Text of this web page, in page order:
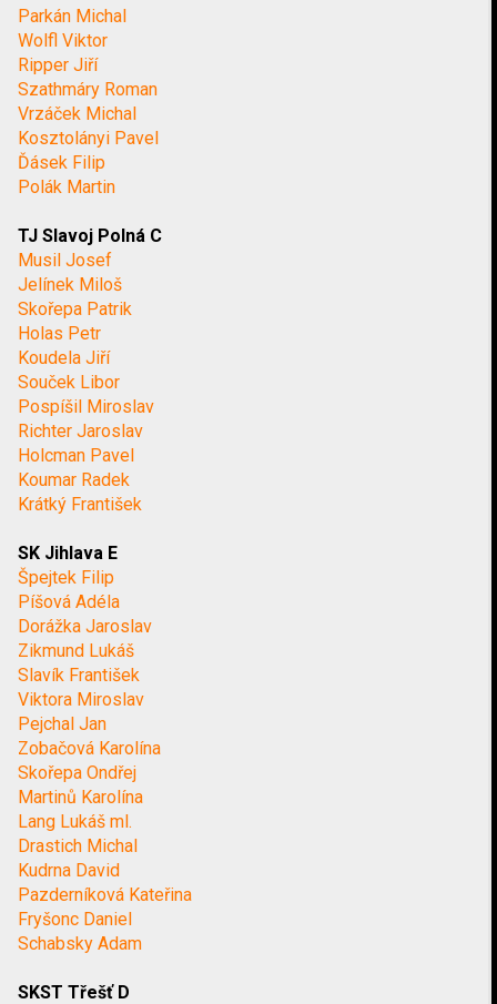
Parkán Michal
Wolfl Viktor
Ripper Jiří
Szathmáry Roman
Vrzáček Michal
Kosztolányi Pavel
Ďásek Filip
Polák Martin
TJ Slavoj Polná C
Musil Josef
Jelínek Miloš
Skořepa Patrik
Holas Petr
Koudela Jiří
Souček Libor
Pospíšil Miroslav
Richter Jaroslav
Holcman Pavel
Koumar Radek
Krátký František
SK Jihlava E
Špejtek Filip
Píšová Adéla
Dorážka Jaroslav
Zikmund Lukáš
Slavík František
Viktora Miroslav
Pejchal Jan
Zobačová Karolína
Skořepa Ondřej
Martinů Karolína
Lang Lukáš ml.
Drastich Michal
Kudrna David
Pazderníková Kateřina
Fryšonc Daniel
Schabsky Adam
SKST Třešť D